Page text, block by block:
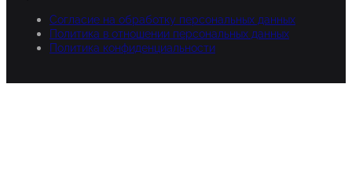
Согласие на обработку персональных данных
Политика в отношении персональных данных
Политика конфиденциальности